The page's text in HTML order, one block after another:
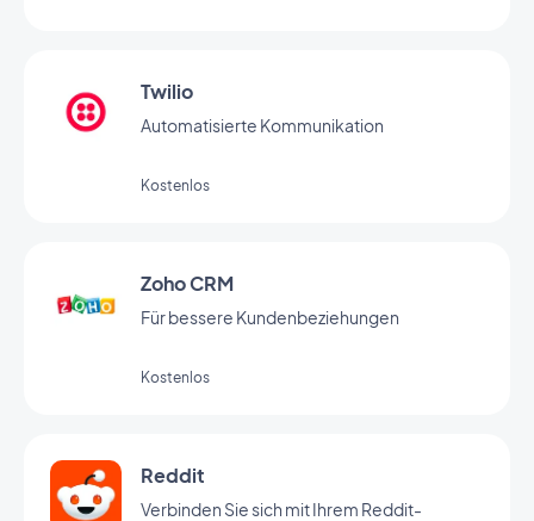
Twilio
Automatisierte Kommunikation
Kostenlos
Zoho CRM
Für bessere Kundenbeziehungen
Kostenlos
Reddit
Verbinden Sie sich mit Ihrem Reddit-